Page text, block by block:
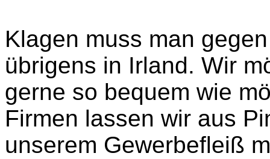
Klagen muss man
übrigens in Irland. Wir
gerne so bequem wie
Firmen lassen wir aus
unserem Gewerbefleiß